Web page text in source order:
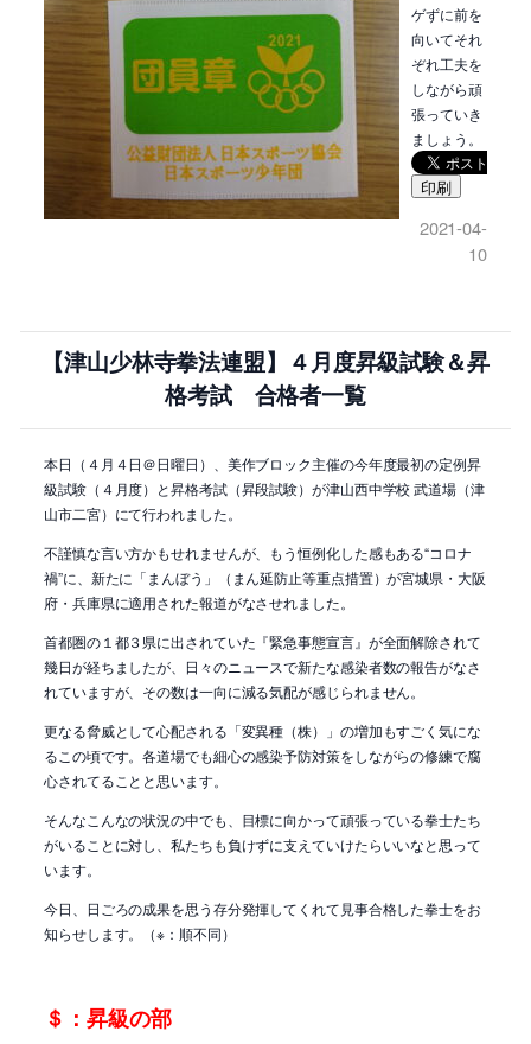
ゲずに前を
向いてそれ
ぞれ工夫を
しながら頑
張っていき
ましょう。
印刷
2021-04-
10
【津山少林寺拳法連盟】４月度昇級試験＆昇
格考試 合格者一覧
本日（４月４日＠日曜日）、美作ブロック主催の今年度最初の定例昇
級試験（４月度）と昇格考試（昇段試験）が津山西中学校 武道場（津
山市二宮）にて行われました。
不謹慎な言い方かもせれませんが、もう恒例化した感もある“コロナ
禍”に、新たに「まんぼう」（まん延防止等重点措置）が宮城県・大阪
府・兵庫県に適用された報道がなさせれました。
首都圏の１都３県に出されていた『緊急事態宣言』が全面解除されて
幾日が経ちましたが、日々のニュースで新たな感染者数の報告がなさ
れていますが、その数は一向に減る気配が感じられません。
更なる脅威として心配される「変異種（株）」の増加もすごく気にな
るこの頃です。各道場でも細心の感染予防対策をしながらの修練で腐
心されてることと思います。
そんなこんなの状況の中でも、目標に向かって頑張っている拳士たち
がいることに対し、私たちも負けずに支えていけたらいいなと思って
います。
今日、日ごろの成果を思う存分発揮してくれて見事合格した拳士をお
知らせします。（※：順不同）
＄：昇級の部